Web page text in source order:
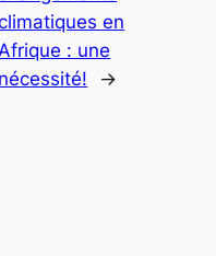
en
Afrique : une
nécessité!
→